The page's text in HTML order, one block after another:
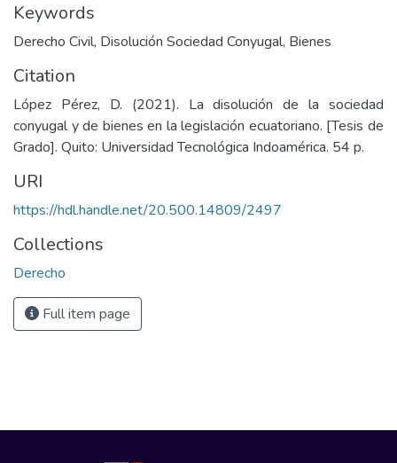
Keywords
Derecho Civil, Disolución Sociedad Conyugal, Bienes
Citation
López Pérez, D. (2021). La disolución de la sociedad
conyugal y de bienes en la legislación ecuatoriano. [Tesis de
Grado]. Quito: Universidad Tecnológica Indoamérica. 54 p.
URI
https://hdl.handle.net/20.500.14809/2497
Collections
Derecho
Full item page